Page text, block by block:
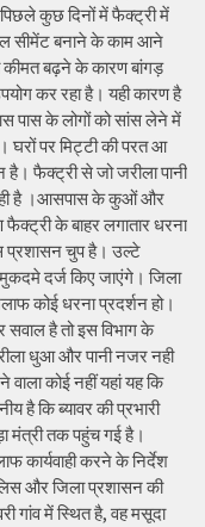
कुछ दिनों में फैक्ट्री में
सीमेंट बनाने के काम आने
कीमत बढ़ने के कारण बांगड़
कर रहा है। यही कारण है
पास के लोगों को सांस लेने में
घरों पर मिट्टी की परत आ
है। फैक्ट्री से जो जरीला पानी
है ।आसपास के कुओं और
फैक्ट्री के बाहर लगातार धरना
प्रशासन चुप है। उल्टे
दर्ज किए जाएंगे। जिला
कोई धरना प्रदर्शन हो।
सवाल है तो इस विभाग के
धुआ और पानी नजर नही
कोई नहीं यहां यह कि
है कि ब्यावर की प्रभारी
मंत्री तक पहुंच गई है।
कार्यवाही करने के निर्देश
और जिला प्रशासन की
गांव में स्थित है, वह मसूदा